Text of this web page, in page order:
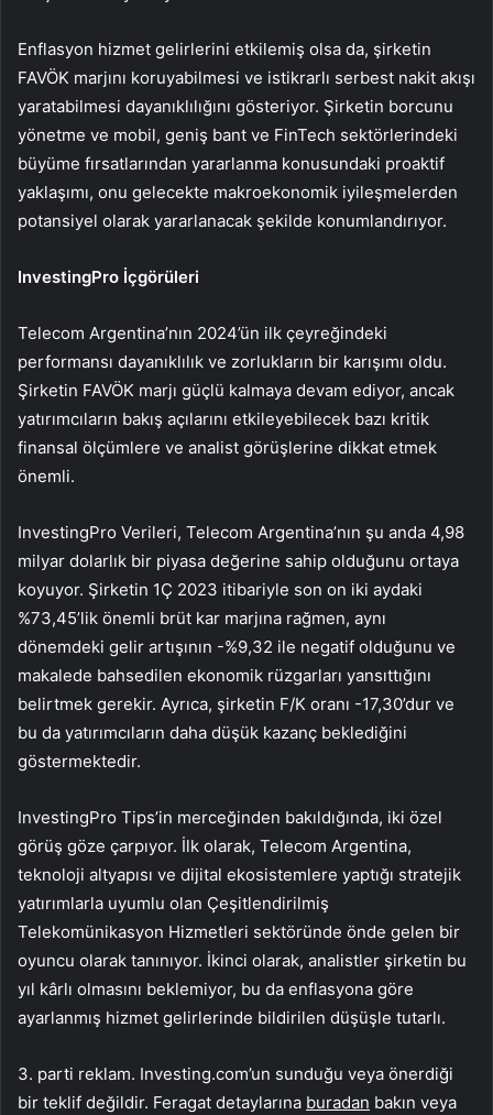
Enflasyon hizmet gelirlerini etkilemiş olsa da, şirketin
FAVÖK marjını koruyabilmesi ve istikrarlı serbest nakit akışı
yaratabilmesi dayanıklılığını gösteriyor. Şirketin borcunu
yönetme ve mobil, geniş bant ve FinTech sektörlerindeki
büyüme fırsatlarından yararlanma konusundaki proaktif
yaklaşımı, onu gelecekte makroekonomik iyileşmelerden
potansiyel olarak yararlanacak şekilde konumlandırıyor.
InvestingPro İçgörüleri
Telecom Argentina’nın 2024’ün ilk çeyreğindeki
performansı dayanıklılık ve zorlukların bir karışımı oldu.
Şirketin FAVÖK marjı güçlü kalmaya devam ediyor, ancak
yatırımcıların bakış açılarını etkileyebilecek bazı kritik
finansal ölçümlere ve analist görüşlerine dikkat etmek
önemli.
InvestingPro Verileri, Telecom Argentina’nın şu anda 4,98
milyar dolarlık bir piyasa değerine sahip olduğunu ortaya
koyuyor. Şirketin 1Ç 2023 itibariyle son on iki aydaki
%73,45’lik önemli brüt kar marjına rağmen, aynı
dönemdeki gelir artışının -%9,32 ile negatif olduğunu ve
makalede bahsedilen ekonomik rüzgarları yansıttığını
belirtmek gerekir. Ayrıca, şirketin F/K oranı -17,30’dur ve
bu da yatırımcıların daha düşük kazanç beklediğini
göstermektedir.
InvestingPro Tips’in merceğinden bakıldığında, iki özel
görüş göze çarpıyor. İlk olarak, Telecom Argentina,
teknoloji altyapısı ve dijital ekosistemlere yaptığı stratejik
yatırımlarla uyumlu olan Çeşitlendirilmiş
Telekomünikasyon Hizmetleri sektöründe önde gelen bir
oyuncu olarak tanınıyor. İkinci olarak, analistler şirketin bu
yıl kârlı olmasını beklemiyor, bu da enflasyona göre
ayarlanmış hizmet gelirlerinde bildirilen düşüşle tutarlı.
3. parti reklam. Investing.com’un sunduğu veya önerdiği
bir teklif değildir. Feragat detaylarına buradan bakın veya